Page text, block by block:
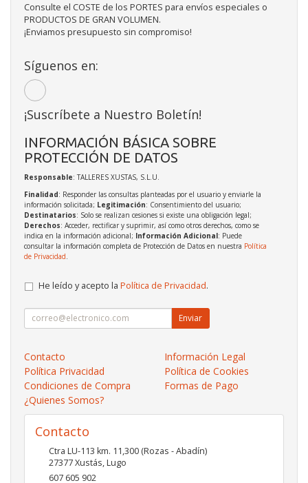
Consulte el COSTE de los PORTES para envíos especiales o
PRODUCTOS DE GRAN VOLUMEN.
¡Enviamos presupuesto sin compromiso!
Síguenos en:
¡Suscríbete a Nuestro Boletín!
INFORMACIÓN BÁSICA SOBRE
PROTECCIÓN DE DATOS
Responsable: TALLERES XUSTAS, S.L.U.
Finalidad: Responder las consultas planteadas por el usuario y enviarle la
información solicitada; Legitimación: Consentimiento del usuario;
Destinatarios: Solo se realizan cesiones si existe una obligación legal;
Derechos: Acceder, rectificar y suprimir, así como otros derechos, como se
indica en la información adicional; Información Adicional: Puede
consultar la información completa de Protección de Datos en nuestra Política
de Privacidad
He leído y acepto la Política de Privacidad.
Enviar
Contacto
Información Legal
Política Privacidad
Política de Cookies
Condiciones de Compra
Formas de Pago
¿Quienes Somos?
Contacto
Ctra LU-113 km. 11,300 (Rozas - Abadín)
27377Xustás,Lugo
607 605 902